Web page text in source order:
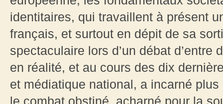
identitaires, qui travaillent à présent
français, et surtout en dépit de sa
spectaculaire lors d’un débat
en réalité, et au cours des dix
et médiatique national, a incarné plus
le combat obstiné, acharné pour la